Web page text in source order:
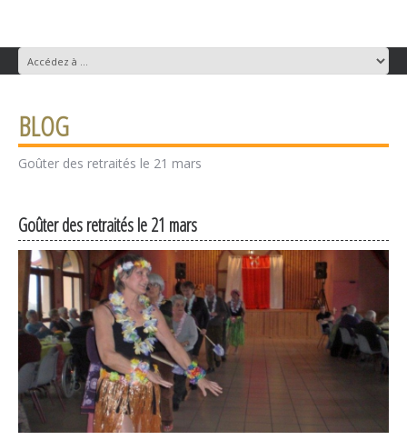
BLOG
Goûter des retraités le 21 mars
Goûter des retraités le 21 mars